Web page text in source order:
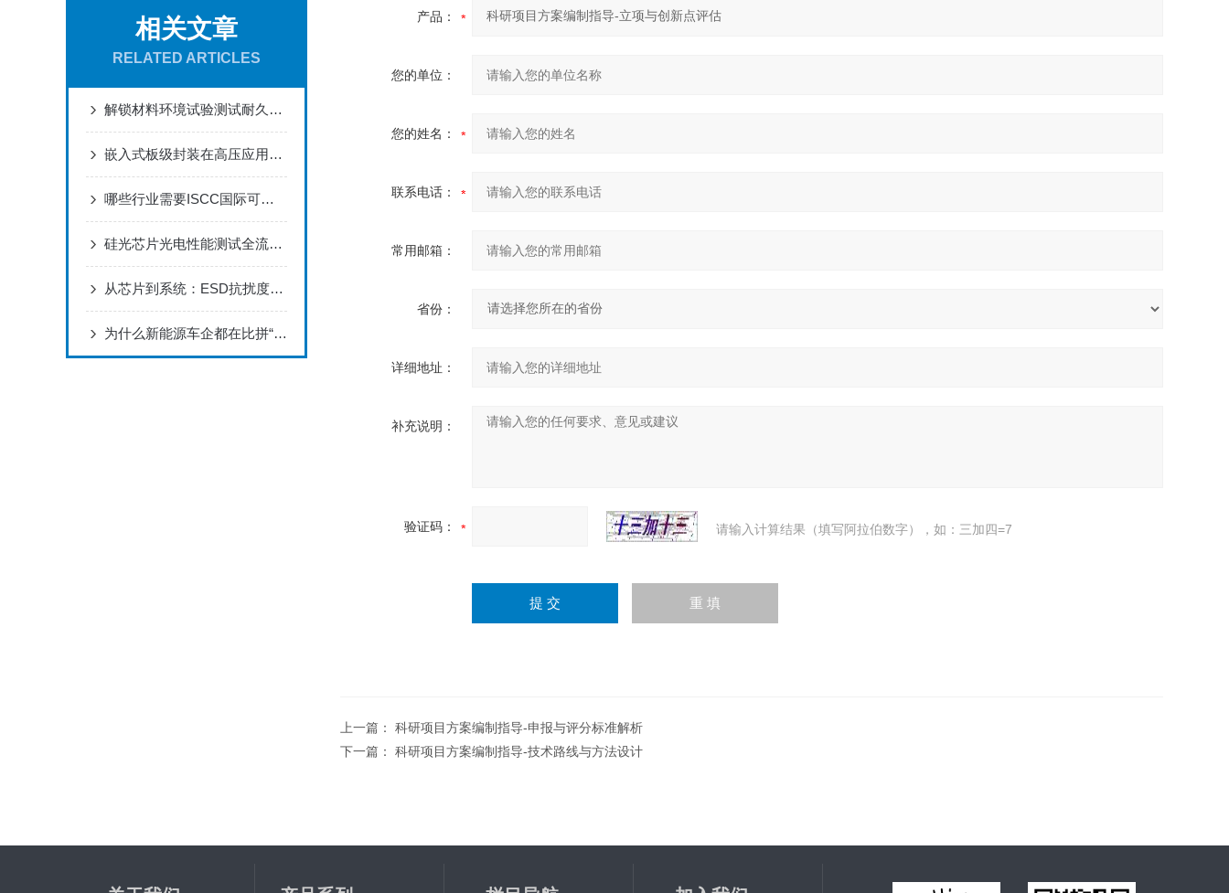
相关文章
RELATED ARTICLES
解锁材料环境试验测试耐久性密码
嵌入式板级封装在高压应用中的新挑战—微区缺陷造成的局部放电
哪些行业需要ISCC国际可持续发展和碳认证？
硅光芯片光电性能测试全流程详解
从芯片到系统：ESD抗扰度测试与整改实例
为什么新能源车企都在比拼“热管理”？
产品：
您的单位：
您的姓名：
联系电话：
常用邮箱：
省份：
详细地址：
补充说明：
验证码： 请输入计算结果（填写阿拉伯数字），如：三加四=7
上一篇： 科研项目方案编制指导-申报与评分标准解析
下一篇： 科研项目方案编制指导-技术路线与方法设计